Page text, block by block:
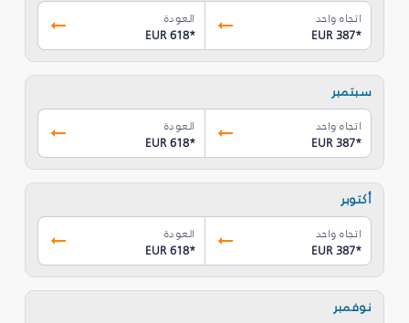
اتجاه واحد
EUR 387*
العودة
EUR 618*
سبتمبر
اتجاه واحد
EUR 387*
العودة
EUR 618*
أكتوبر
اتجاه واحد
EUR 387*
العودة
EUR 618*
نوفمبر